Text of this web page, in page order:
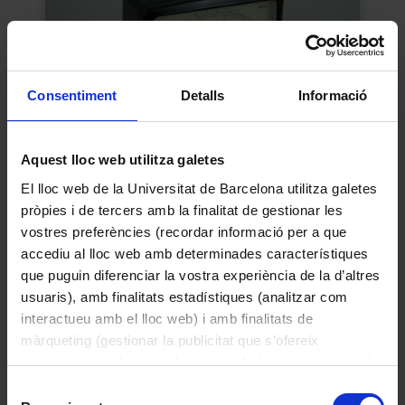
Consentiment Detalls Informació
Aquest lloc web utilitza galetes
El lloc web de la Universitat de Barcelona utilitza galetes
pròpies i de tercers amb la finalitat de gestionar les
vostres preferències (recordar informació per a que
accediu al lloc web amb determinades característiques
que puguin diferenciar la vostra experiència de la d’altres
usuaris), amb finalitats estadístiques (analitzar com
interactueu amb el lloc web) i amb finalitats de
màrqueting (gestionar la publicitat que s’ofereix
adequant-la en funció dels vostres hàbits de navegació).
Multímetre analògic
1970